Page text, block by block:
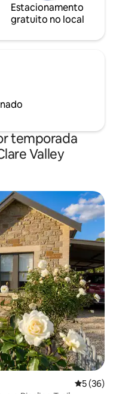
Estacionamento
gratuito no local
temporada
Valley
5 de uma
5 (36)